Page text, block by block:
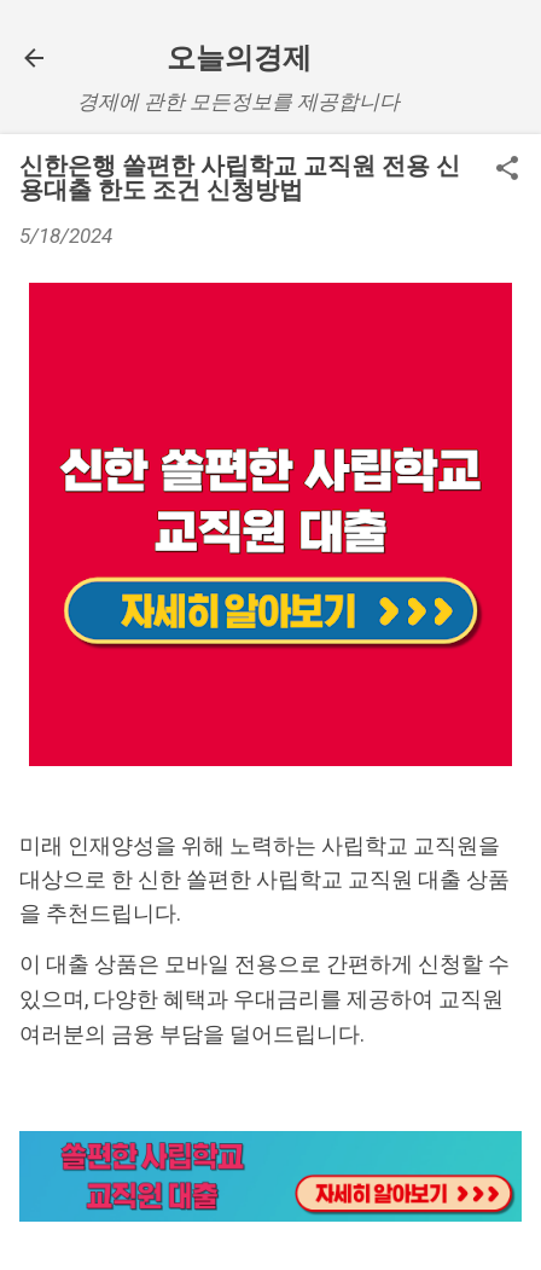
오늘의경제
경제에 관한 모든정보를 제공합니다
신한은행 쏠편한 사립학교 교직원 전용 신
용대출 한도 조건 신청방법
5/18/2024
미래 인재양성을 위해 노력하는 사립학교 교직원을
대상으로 한 신한 쏠편한 사립학교 교직원 대출 상품
을 추천드립니다.
이 대출 상품은 모바일 전용으로 간편하게 신청할 수
있으며, 다양한 혜택과 우대금리를 제공하여 교직원
여러분의 금융 부담을 덜어드립니다.